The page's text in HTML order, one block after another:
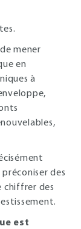
mener
en
à
des
chiffrer des
est